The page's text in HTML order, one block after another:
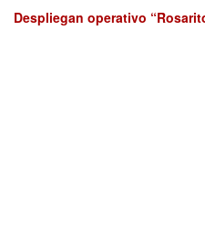
Despliegan operativo